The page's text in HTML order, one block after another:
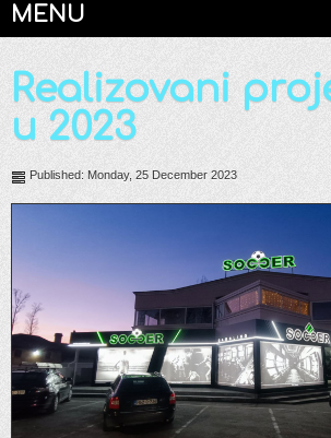
MENU
Realizovani
u 2023
Published: Monday, 25 December 2023